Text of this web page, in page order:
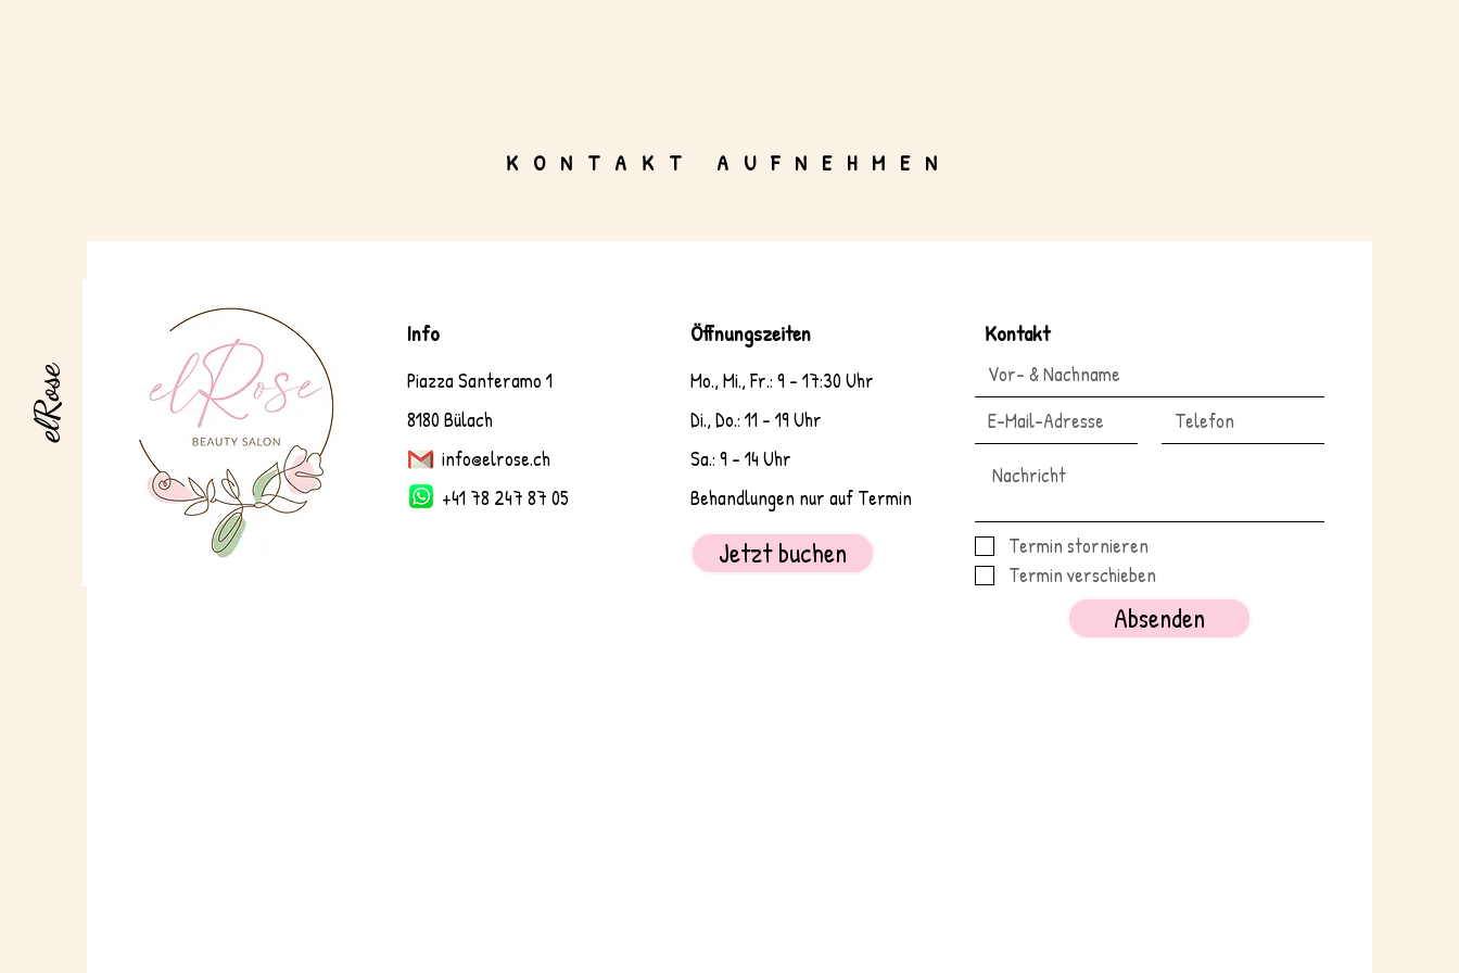
elRose
KONTAKT AUFNEHMEN
Info
Piazza Santeramo 1
8180 Bülach
info@elrose.ch
+41 78 247 87 05
Öffnungszeiten
Mo., Mi., Fr.: 9 - 17:30 Uhr
Di., Do.: 11 - 19 Uhr
Sa.: 9 - 14 Uhr
Behandlungen nur auf Termin
Jetzt buchen
Kontakt
Termin stornieren
Termin verschieben
Absenden